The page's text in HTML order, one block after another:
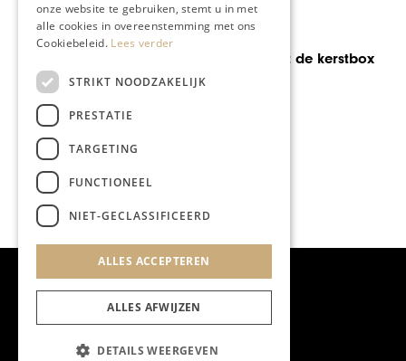
onze website te gebruiken, stemt u in met
alle cookies in overeenstemming met ons
Cookiebeleid. Lees verder
STRIKT NOODZAKELIJK
PRESTATIE
TARGETING
FUNCTIONEEL
NIET-GECLASSIFICEERD
ALLES ACCEPTEREN
ALLES AFWIJZEN
DETAILS WEERGEVEN